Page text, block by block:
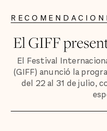
El GIFF
El Festival
(GIFF) anunció la
del 22 al 31 de julio,